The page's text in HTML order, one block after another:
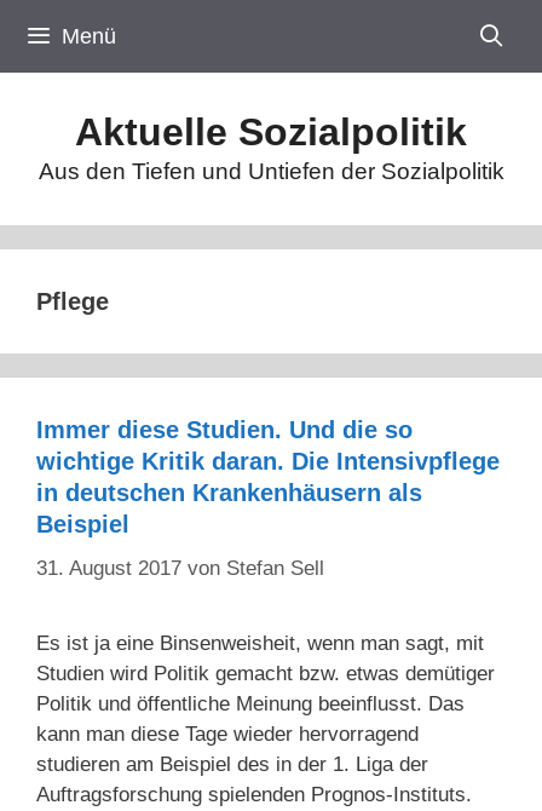
Inhalt
springen
Menü
Aktuelle Sozialpolitik
Aus den Tiefen und Untiefen der Sozialpolitik
Pflege
Immer diese Studien. Und die so
wichtige Kritik daran. Die Intensivpflege
in deutschen Krankenhäusern als
Beispiel
31. August 2017 von Stefan Sell
Es ist ja eine Binsenweisheit, wenn man sagt, mit
Studien wird Politik gemacht bzw. etwas demütiger
Politik und öffentliche Meinung beeinflusst. Das
kann man diese Tage wieder hervorragend
studieren am Beispiel des in der 1. Liga der
Auftragsforschung spielenden Prognos-Instituts.